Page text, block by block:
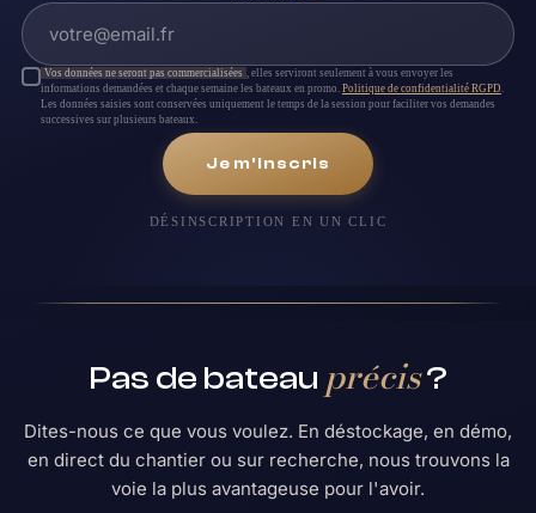
Vos données ne seront pas commercialisées
, elles serviront seulement à vous envoyer les
informations demandées et chaque semaine les bateaux en promo. Politique de confidentialité RGPD
Les données saisies sont conservées uniquement le temps de la session pour faciliter vos demandes
successives sur plusieurs bateaux.
Je m'inscris
DÉSINSCRIPTION EN UN CLIC
Pas de bateau précis?
Dites-nous ce que vous voulez. En déstockage, en démo,
en direct du chantier ou sur recherche, nous trouvons la
voie la plus avantageuse pour l'avoir.